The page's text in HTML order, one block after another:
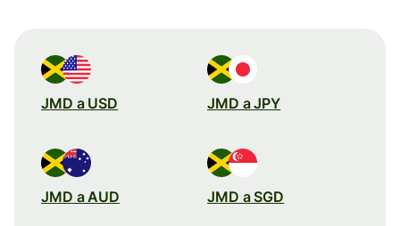
JMD a USD JMD a JPY
JMD a AUD JMD a SGD